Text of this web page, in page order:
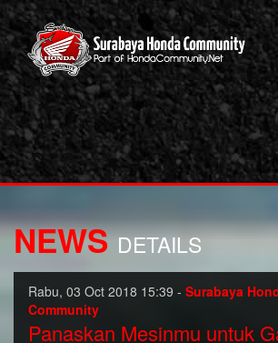
NEWS DETAILS
Rabu, 03 Oct 2018 15:39 - Surabaya
Community
Panaskan Mesinmu untuk